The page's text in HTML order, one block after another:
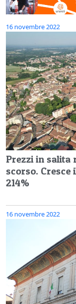
16 novembre 2022
Prezzi in salita
scorso. Cresce
214%
16 novembre 2022